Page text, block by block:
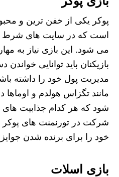
پوکر یکی از خفن ترین و
است که در سایت‌ های شرط‌
می‌ شود. این بازی نیاز به
بازیکنان باید توانایی
مدیریت پول خود را داشته
مانند تگزاس هولدم و اوماها
شود که هر کدام جذابیت‌ های
شرکت در تورنمنت‌ های پوکر
خود را برای برنده شدن
بازی اسلات